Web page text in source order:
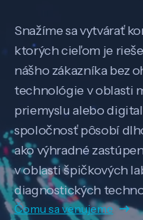
Snažíme sa vytvárať
ktorých cieľom je
nášho zákazníka bez
technológie v oblasti
priemyslu alebo
spoločnosť pôsobí
ako výhradné
v oblasti špičkových
diagnostických
Čomu sa venujeme